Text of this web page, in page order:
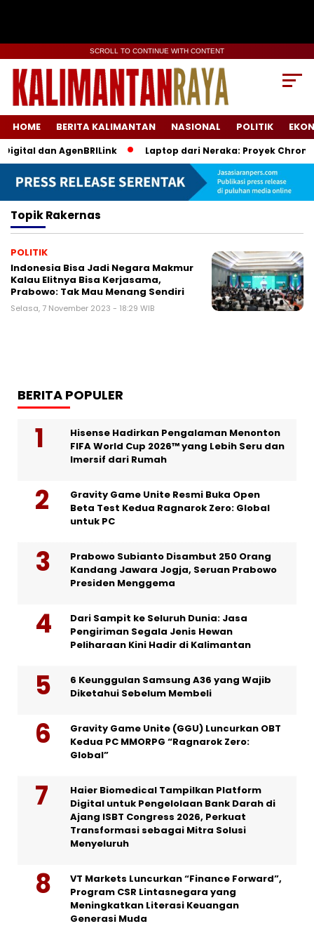
SCROLL TO CONTINUE WITH CONTENT
HOME BERITA KALIMANTAN NASIONAL POLITIK
dan AgenBRILink Laptop dari Neraka: Proyek
TopikRakernas
POLITIK
Indonesia Bisa Jadi Negara Makmur
Kalau Elitnya Bisa Kerjasama,
Prabowo: Tak Mau Menang Sendiri
Selasa, 7 November 2023 - 18:29 WIB
BERITA POPULER
Hisense Hadirkan Pengalaman Menonton
FIFA World Cup 2026™ yang Lebih Seru dan
Imersif dari Rumah
Gravity Game Unite Resmi Buka Open
Beta Test Kedua Ragnarok Zero: Global
untuk PC
Prabowo Subianto Disambut 250 Orang
Kandang Jawara Jogja, Seruan Prabowo
Presiden Menggema
Dari Sampit ke Seluruh Dunia: Jasa
Pengiriman Segala Jenis Hewan
Peliharaan Kini Hadir di Kalimantan
6 Keunggulan Samsung A36 yang Wajib
Diketahui Sebelum Membeli
Gravity Game Unite (GGU) Luncurkan OBT
Kedua PC MMORPG “Ragnarok Zero:
Global”
Haier Biomedical Tampilkan Platform
Digital untuk Pengelolaan Bank Darah di
Ajang ISBT Congress 2026, Perkuat
Transformasi sebagai Mitra Solusi
Menyeluruh
VT Markets Luncurkan “Finance Forward”,
Program CSR Lintasnegara yang
Meningkatkan Literasi Keuangan
Generasi Muda